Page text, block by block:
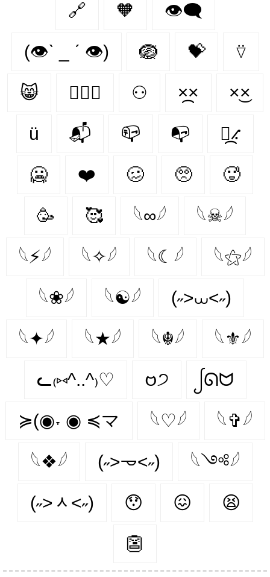
🔗 🧡 👁️‍🗨️
(👁ˋ _ ˊ 👁) 🪺 💝 ⍢
😸 👩‍❤️‍👩 ⚇ ×᷼× ×͜×
ü 📬 📪 📭 ⳻᷼⳺
🥶️ ❤️️ 🥴️ 🥺️ 🥵️
🥳️ 🥰️ 𓆩∞𓆪 𓆩☠𓆪
𓆩⚡𓆪 𓆩✧𓆪 𓆩☾𓆪 𓆩⚝𓆪
𓆩❀𓆪 𓆩☯𓆪 (˶>⩊<˶)
𓆩✦𓆪 𓆩★𓆪 𓆩☬𓆪 𓆩⚜𓆪
ᓚ₍⑅^..^₎♡ 𑄝੭ ᩭᘏᗢ
≽(◉˕ ◉ ≼マ 𓆩♡𓆪 𓆩✞𓆪
𓆩❖𓆪 (˶˃𐃷˂˶) 𓆩༺𓆪
(˶˃ᆺ˂˶) 😯 😖 😫
👺